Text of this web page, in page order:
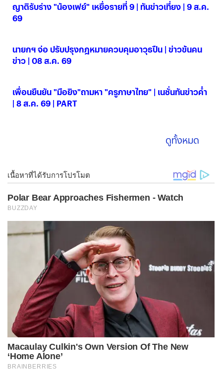
ญาติรับร่าง "น้องเฟย์" เหยื่อรายที่ 9 | ทันข่าวเที่ยง | 9 ส.ค.
69
นายกฯ จ่อ ปรับปรุงกฎหมายควบคุมอาวุธปืน | ข่าวข้นคน
ข่าว | 08 ส.ค. 69
เพื่อนยืนยัน "มือยิง"ถามหา "ครูภาษาไทย" | เนชั่นทันข่าวค่ำ
| 8 ส.ค. 69 | PART
ดูทั้งหมด